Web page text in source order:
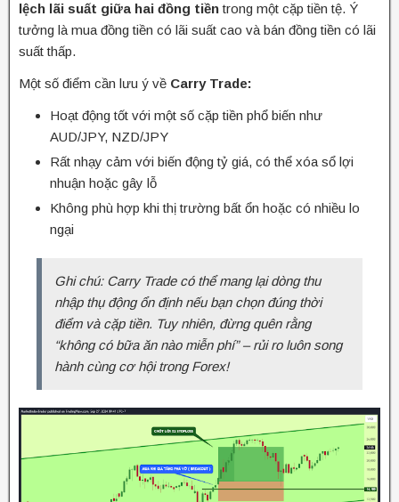
lệch lãi suất giữa hai đồng tiềntrong một cặp tiền tệ. Ý
tưởng là mua đồng tiền có lãi suất cao và bán đồng tiền có lãi
suất thấp.
Một số điểm cần lưu ý về Carry Trade:
Hoạt động tốt với một số cặp tiền phổ biến như
AUD/JPY, NZD/JPY
Rất nhạy cảm với biến động tỷ giá, có thể xóa sổ lợi
nhuận hoặc gây lỗ
Không phù hợp khi thị trường bất ổn hoặc có nhiều lo
ngại
Ghi chú: Carry Trade có thể mang lại dòng thu
nhập thụ động ổn định nếu bạn chọn đúng thời
điểm và cặp tiền. Tuy nhiên, đừng quên rằng
“không có bữa ăn nào miễn phí” – rủi ro luôn song
hành cùng cơ hội trong Forex!